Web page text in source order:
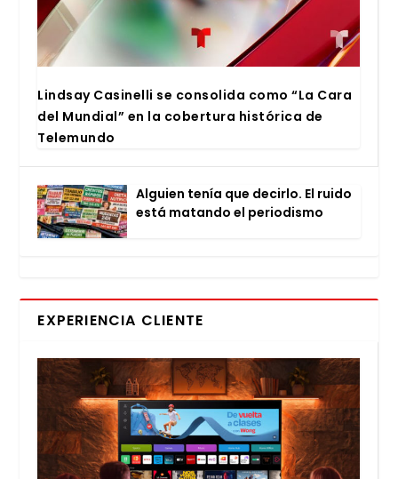
Lind­say Casi­ne­lli se con­so­li­da como “La Cara
del Mun­dial” en la cober­tu­ra his­tó­ri­ca de
Tele­mun­do
Alguien tenía que decir­lo. El rui­do
está matan­do el perio­dis­mo
EXPERIENCIA CLIENTE